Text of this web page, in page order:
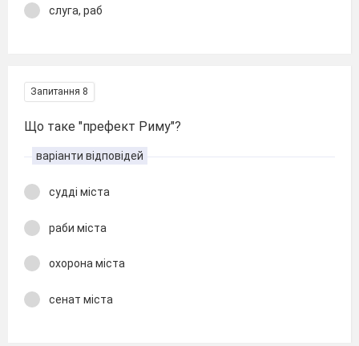
слуга, раб
Запитання 8
Що таке "префект Риму"?
варіанти відповідей
судді міста
раби міста
охорона міста
сенат міста